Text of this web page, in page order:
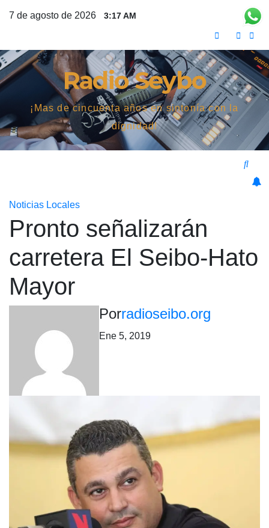
7 de agosto de 2026 3:17 AM
Radio Seybo
¡Mas de cincuenta años en sintonía con la
dignidad!
Noticias Locales
Pronto señalizarán
carretera El Seibo-Hato
Mayor
Porradioseibo.org
Ene 5, 2019